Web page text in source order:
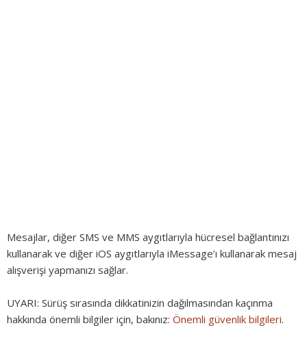
Mesajlar, diğer SMS ve MMS aygıtlarıyla hücresel bağlantınızı
kullanarak ve diğer iOS aygıtlarıyla iMessage’ı kullanarak mesaj
alışverişi yapmanızı sağlar.
UYARI: Sürüş sırasında dikkatinizin dağılmasından kaçınma
hakkında önemli bilgiler için, bakınız: Önemli güvenlik bilgileri.